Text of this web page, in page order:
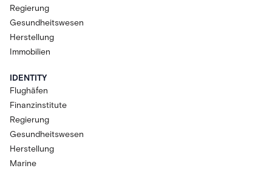
Regierung
Gesundheitswesen
Herstellung
Immobilien
IDENTITY
Flughäfen
Finanzinstitute
Regierung
Gesundheitswesen
Herstellung
Marine